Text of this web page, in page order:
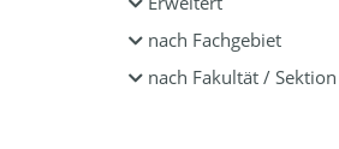
nach Fachgebiet
nach Fakultät / Sektion